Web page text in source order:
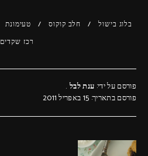
בלוג בישול חלב קוקוס טעימונת
רכז שקדים
פורסם על ידי: ענת לבל
פורסם בתאריך: 15 באפריל 2011